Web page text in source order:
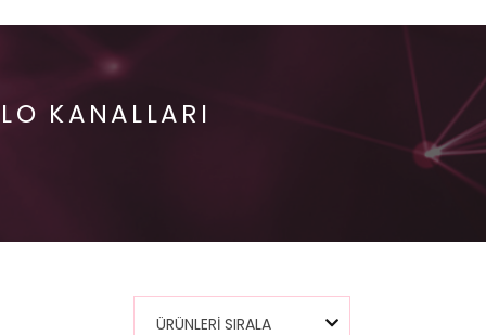
Aksesuarlar
KANALLARI
ÜRÜNLERİ SIRALA